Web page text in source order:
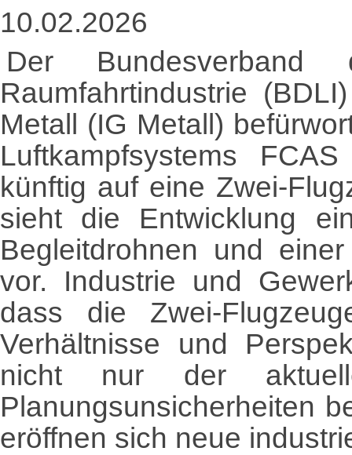
10.02.2026
Der
Raumfahrtindustrie
Metall (IG Metall)
Luftkampfsystems
künftig auf eine
sieht die Entwicklung
Begleitdrohnen und
vor. Industrie und
dass die
Verhältnisse und
nicht nur der
Planungsunsicherheiten
eröffnen sich neue